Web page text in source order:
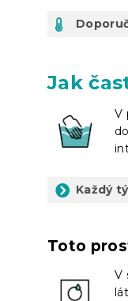
Jak
V
Každý
Toto
V